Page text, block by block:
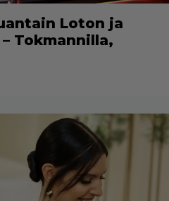
Loton ja
Tokmannilla,